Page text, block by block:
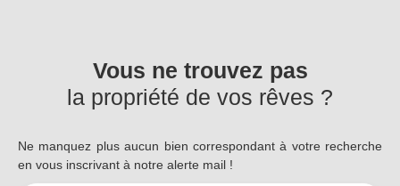
Vous ne trouvez pas
la propriété de vos rêves ?
Ne manquez plus aucun bien correspondant à votre recherche
en vous inscrivant à notre alerte mail !